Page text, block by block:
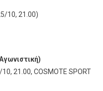
10, 21.00)
)
21.00, COSMOTE SPORT